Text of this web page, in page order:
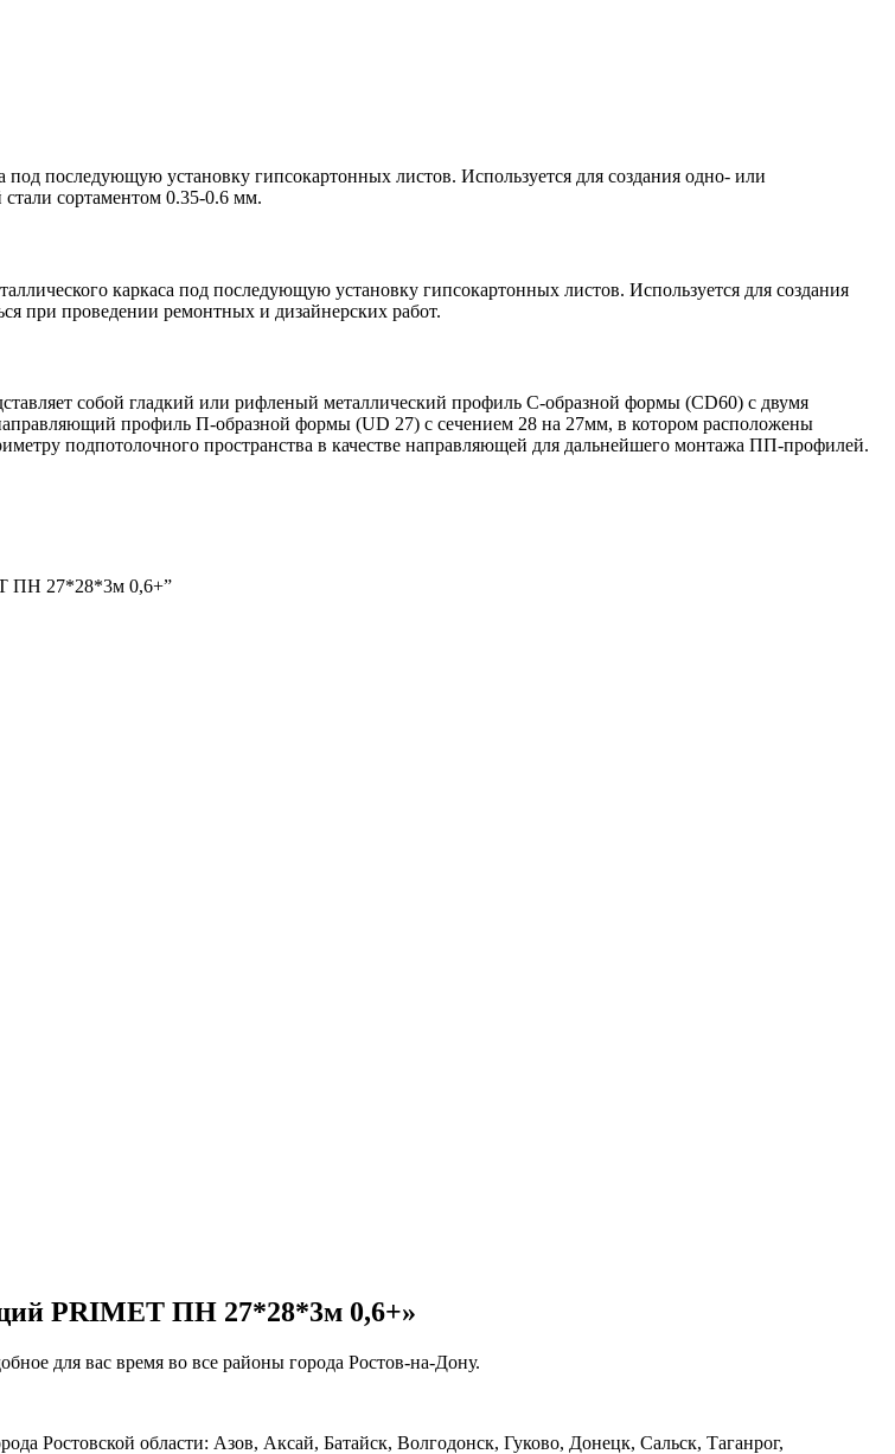
последующую установку гипсокартонных листов. Используется для создания одно- или
сортаментом 0.35-0.6 мм.
каркаса под последующую установку гипсокартонных листов. Используется для создания
при проведении ремонтных и дизайнерских работ.
собой гладкий или рифленый металлический профиль С-образной формы (CD60) с двумя
профиль П-образной формы (UD 27) с сечением 28 на 27мм, в котором расположены
подпотолочного пространства в качестве направляющей для дальнейшего монтажа ПП-профилей.
ПН 27*28*3м 0,6+”
PRIMET ПН 27*28*3м 0,6+»
для вас время во все районы города Ростов-на-Дону.
области: Азов, Аксай, Батайск, Волгодонск, Гуково, Донецк, Сальск, Таганрог,